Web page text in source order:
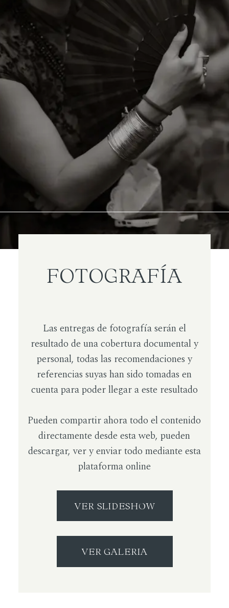
FOTOGRAFÍA
Las entregas de fotografía serán el
resultado de una cobertura documental y
personal, todas las recomendaciones y
referencias suyas han sido tomadas en
cuenta para poder llegar a este resultado
Pueden compartir ahora todo el contenido
directamente desde esta web, pueden
descargar, ver y enviar todo mediante esta
plataforma online
VER SLIDESHOW
VER GALERIA